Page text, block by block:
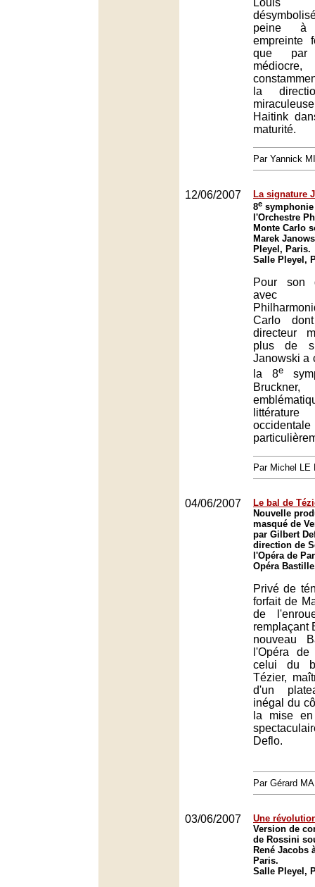
Louis
peine à
empreinte
que par
la
Haitink
maturité.
Par Yannick
12/06/2007
La signature
8e
l'Orchestre
Monte Carlo
Marek
Pleyel, Paris.
Salle Pleyel,
Pour son
avec
Carlo
directeur
plus de
Janowski a
la 8e
Par Michel LE
04/06/2007
Le bal de
Nouvelle
masqué de
par Gilbert
direction de
l'Opéra de
Opéra
Privé de
forfait de
de
remplaçant
nouveau
l'Opéra
celui du
Tézier,
d'un
inégal du
la mise
Deflo.
Par Gérard
03/06/2007
Une
Version de
de Rossini
René Jacobs
Paris.
Salle Pleyel,